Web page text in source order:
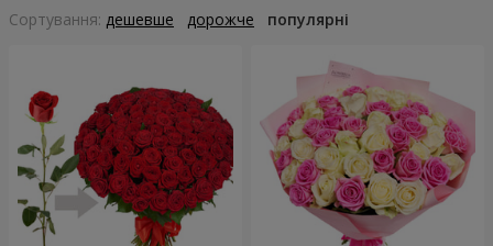
Сортування: дешевше дорожче популярні